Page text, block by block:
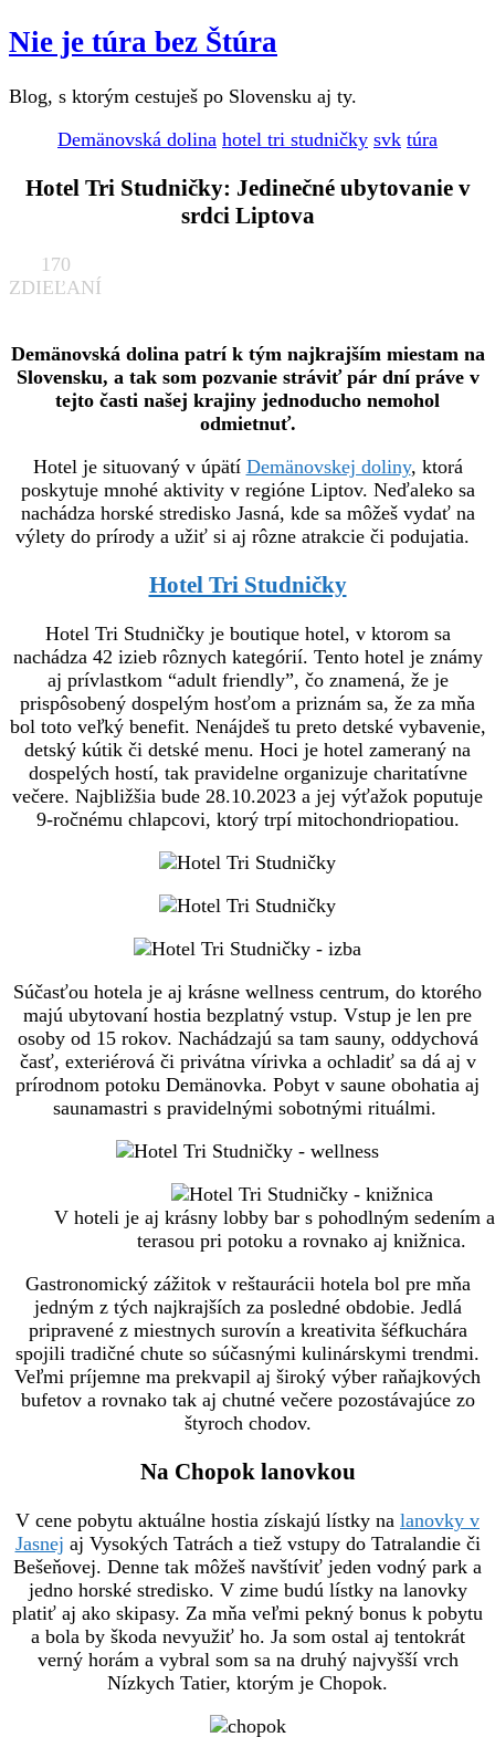
Nie je túra bez Štúra
Blog, s ktorým cestuješ po Slovensku aj ty.
Demänovská dolina hotel tri studničky svk túra
Hotel Tri Studničky: Jedinečné ubytovanie v
srdci Liptova
170
ZDIEĽANÍ
Demänovská dolina patrí k tým najkrajším miestam na
Slovensku, a tak som pozvanie stráviť pár dní práve v
tejto časti našej krajiny jednoducho nemohol
odmietnuť.
Hotel je situovaný v úpätí Demänovskej doliny, ktorá
poskytuje mnohé aktivity v regióne Liptov. Neďaleko sa
nachádza horské stredisko Jasná, kde sa môžeš vydať na
výlety do prírody a užiť si aj rôzne atrakcie či podujatia.
Hotel Tri Studničky
Hotel Tri Studničky je boutique hotel, v ktorom sa
nachádza 42 izieb rôznych kategórií. Tento hotel je známy
aj prívlastkom “adult friendly”, čo znamená, že je
prispôsobený dospelým hosťom a priznám sa, že za mňa
bol toto veľký benefit. Nenájdeš tu preto detské vybavenie,
detský kútik či detské menu. Hoci je hotel zameraný na
dospelých hostí, tak pravidelne organizuje charitatívne
večere. Najbližšia bude 28.10.2023 a jej výťažok poputuje
9-ročnému chlapcovi, ktorý trpí mitochondriopatiou.
Súčasťou hotela je aj krásne wellness centrum, do ktorého
majú ubytovaní hostia bezplatný vstup. Vstup je len pre
osoby od 15 rokov. Nachádzajú sa tam sauny, oddychová
časť, exteriérová či privátna vírivka a ochladiť sa dá aj v
prírodnom potoku Demänovka. Pobyt v saune obohatia aj
saunamastri s pravidelnými sobotnými rituálmi.
V hoteli je aj krásny lobby bar s pohodlným sedením
terasou pri potoku a rovnako aj knižnica.
Gastronomický zážitok v reštaurácii hotela bol pre mňa
jedným z tých najkrajších za posledné obdobie. Jedlá
pripravené z miestnych surovín a kreativita šéfkuchára
spojili tradičné chute so súčasnými kulinárskymi trendmi.
Veľmi príjemne ma prekvapil aj široký výber raňajkových
bufetov a rovnako tak aj chutné večere pozostávajúce zo
štyroch chodov.
Na Chopok lanovkou
V cene pobytu aktuálne hostia získajú lístky na lanovky v
Jasnej aj Vysokých Tatrách a tiež vstupy do Tatralandie či
Bešeňovej. Denne tak môžeš navštíviť jeden vodný park a
jedno horské stredisko. V zime budú lístky na lanovky
platiť aj ako skipasy. Za mňa veľmi pekný bonus k pobytu
a bola by škoda nevyužiť ho. Ja som ostal aj tentokrát
verný horám a vybral som sa na druhý najvyšší vrch
Nízkych Tatier, ktorým je Chopok.